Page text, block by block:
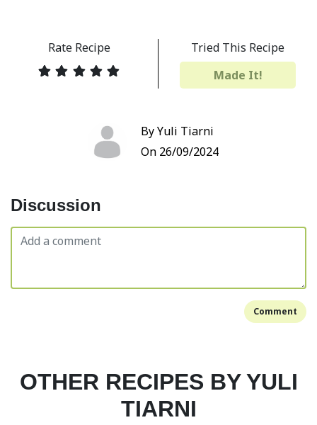
Rate Recipe
Tried This Recipe
Made It!
By Yuli Tiarni
On 26/09/2024
Discussion
Comment
OTHER RECIPES BY YULI
TIARNI